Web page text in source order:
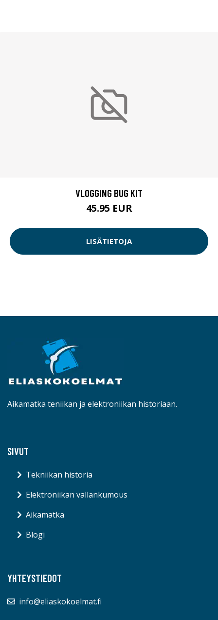
VLOGGING BUG KIT
45.95 EUR
LISÄTIETOJA
Aikamatka teniikan ja elektroniikan historiaan.
SIVUT
Tekniikan historia
Elektroniikan vallankumous
Aikamatka
Blogi
YHTEYSTIEDOT
info@eliaskokoelmat.fi